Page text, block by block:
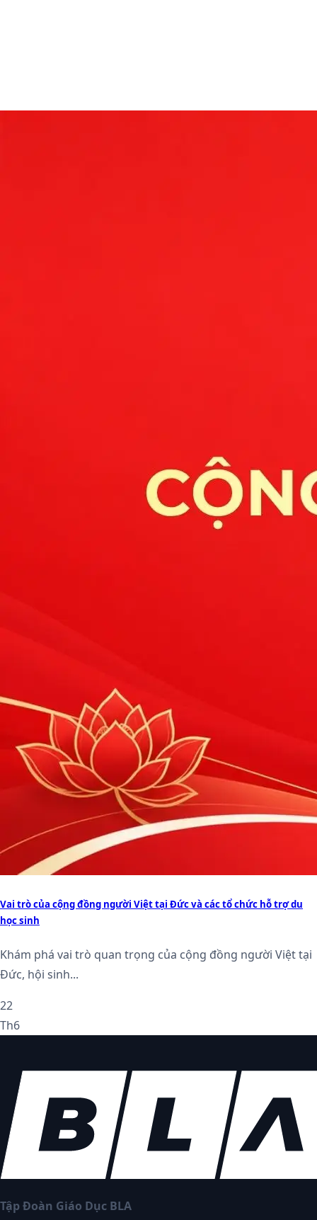
Vai trò của cộng đồng người Việt tại Đức và các tổ chức hỗ trợ du
học sinh
Khám phá vai trò quan trọng của cộng đồng người Việt tại
Đức, hội sinh...
22
Th6
Tập Đoàn Giáo Dục BLA